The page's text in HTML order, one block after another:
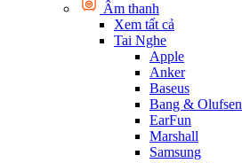
Âm thanh
Xem tất cả
Tai Nghe
Apple
Anker
Baseus
Bang & Olufsen
EarFun
Marshall
Samsung